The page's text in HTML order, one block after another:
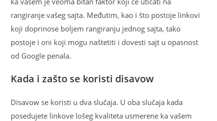
rangiranje vašeg sajta. Međutim, kao i što postoje linkovi
koji doprinose boljem rangiranju jednog sajta, tako
postoje i oni koji mogu naštetiti i dovesti sajt u opasnost
od Google penala.
Kada i zašto se koristi disavow
Disavow se koristi u dva slučaja. U oba slučaja kada
posedujete linkove lošeg kvaliteta usmerene ka vašem